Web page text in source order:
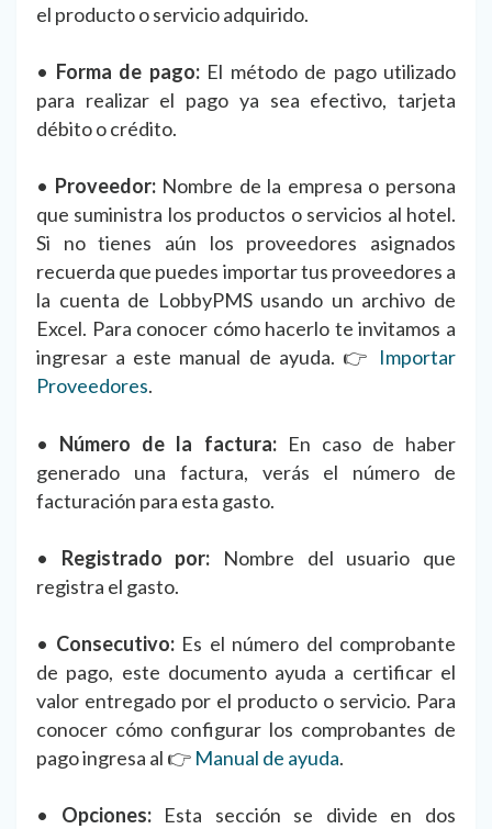
el producto o servicio adquirido.
• Forma de pago:El método de pago utilizado
para realizar el pago ya sea efectivo, tarjeta
débito o crédito.
• Proveedor:Nombre de la empresa o persona
que suministra los productos o servicios al hotel.
Si no tienes aún los proveedores asignados
recuerda que puedes importar tus proveedores a
la cuenta de LobbyPMS usando un archivo de
Excel. Para conocer cómo hacerlo te invitamos a
ingresar a este manual de ayuda. 👉 Importar
Proveedores.
• Número de la factura:En caso de haber
generado una factura, verás el número de
facturación para esta gasto.
• Registrado por: Nombre del usuario que
registra el gasto.
• Consecutivo:Es el número del comprobante
de pago, este documento ayuda a certificar el
valor entregado por el producto o servicio. Para
conocer cómo configurar los comprobantes de
pago ingresa al 👉 Manual de ayuda.
• Opciones:Esta sección se divide en dos